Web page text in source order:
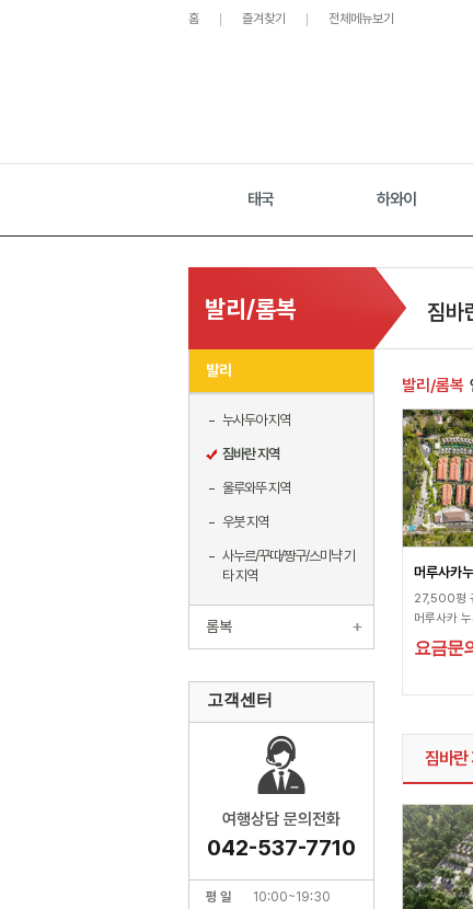
홈 즐겨찾기 전체메뉴보기
태국 하와이
발리/롬복
발리
누사두아 지역
짐바란 지역
울루와뚜 지역
우붓 지역
사누르/꾸따/짱구/스미냑 기
타 지역
롬복
고객센터
여행상담 문의전화
042-537-7710
평 일
10:00~19:30
짐바
발리/롬복
머루사카
27,500평
머루사카
요금문
짐바란